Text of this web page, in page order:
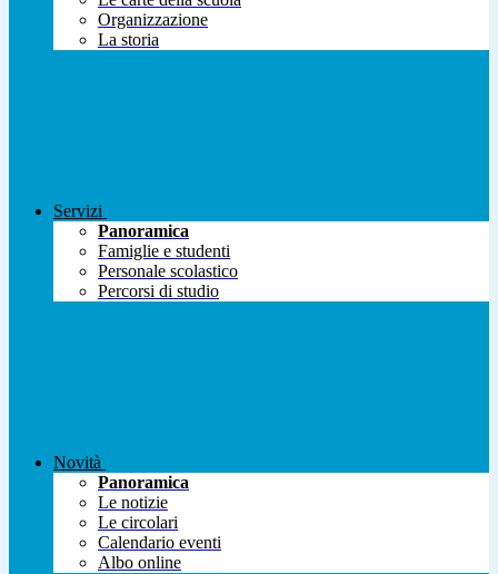
Organizzazione
La storia
Servizi
Panoramica
Famiglie e studenti
Personale scolastico
Percorsi di studio
Novità
Panoramica
Le notizie
Le circolari
Calendario eventi
Albo online